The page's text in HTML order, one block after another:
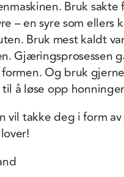
Bruk sakte
– en syre som ellers
Bruk mest kaldt
Gjæringsprosessen
Og bruk
å løse opp
vil takke deg i form